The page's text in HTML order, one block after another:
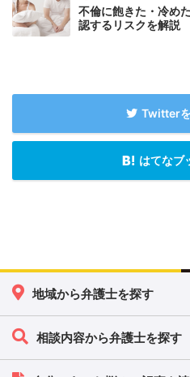
不倫に飽きた・冷め
認するリスクを解説
Twitter
はてなブ
地域から弁護士を探す
相談内容から弁護士を探す